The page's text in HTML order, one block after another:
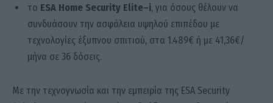
το ESA Home Security Elite–i, για όσους θέλουν να
συνδυάσουν την ασφάλεια υψηλού επιπέδου με
τεχνολογίες έξυπνου σπιτιού, στα 1.489€ ή με 41,36€/
μήνα σε 36 δόσεις.
Με την τεχνογνωσία και την εμπειρία της ESA Security